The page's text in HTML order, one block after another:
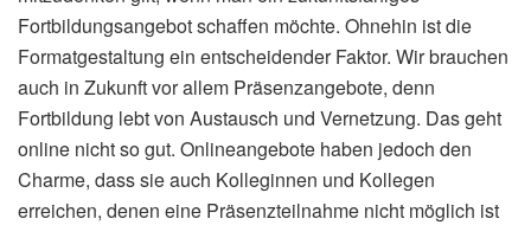
Fortbildungsangebot schaffen möchte. Ohnehin ist die
Formatgestaltung ein entscheidender Faktor. Wir brauchen
auch in Zukunft vor allem Präsenzangebote, denn
Fortbildung lebt von Austausch und Vernetzung. Das geht
online nicht so gut. Onlineangebote haben jedoch den
Charme, dass sie auch Kolleginnen und Kollegen
erreichen, denen eine Präsenzteilnahme nicht möglich ist